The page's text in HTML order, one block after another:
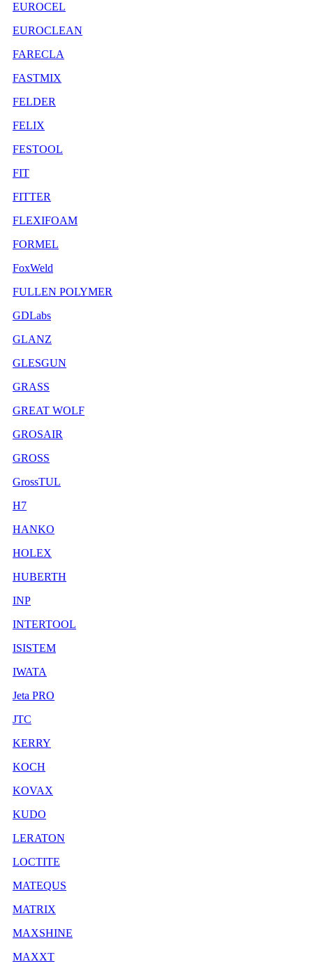
EUROCEL
EUROCLEAN
FARECLA
FASTMIX
FELDER
FELIX
FESTOOL
FIT
FITTER
FLEXIFOAM
FORMEL
FoxWeld
FULLEN POLYMER
GDLabs
GLANZ
GLESGUN
GRASS
GREAT WOLF
GROSAIR
GROSS
GrossTUL
H7
HANKO
HOLEX
HUBERTH
INP
INTERTOOL
ISISTEM
IWATA
Jeta PRO
JTC
KERRY
KOCH
KOVAX
KUDO
LERATON
LOCTITE
MATEQUS
MATRIX
MAXSHINE
MAXXT